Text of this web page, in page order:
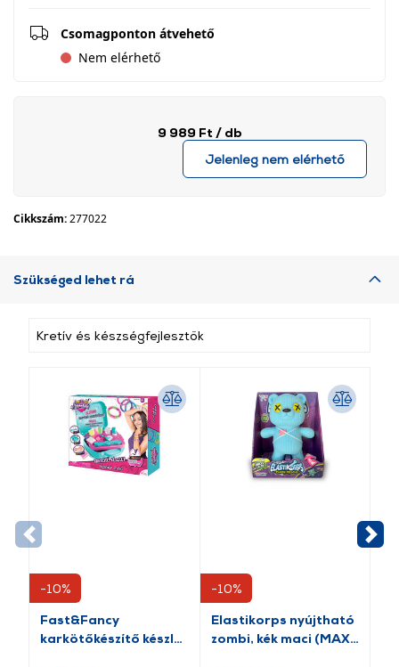
Csomagponton átvehető
Nem elérhető
9 989 Ft / db
Jelenleg nem elérhető
Cikkszám:277022
Szükséged lehet rá
Kretív és készségfejlesztők
-10%
Fast&Fancy
karkötőkészítő készlet
-10%
Elastikorps nyújtható
zombi, kék maci (MAX-